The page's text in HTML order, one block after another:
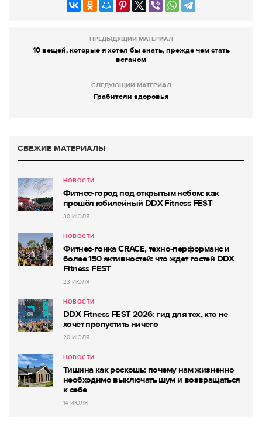
ПРЕДЫДУЩИЙ МАТЕРИАЛ
10 вещей, которые я хотел бы знать, прежде чем стать
веганом
СЛЕДУЮЩИЙ МАТЕРИАЛ
Грабители здоровья
СВЕЖИЕ МАТЕРИАЛЫ
НОВОСТИ
Фитнес-город под открытым небом: как
прошёл юбилейный DDX Fitness FEST
30 ИЮЛЯ
НОВОСТИ
Фитнес-гонка CRACE, техно-перформанс и
более 150 активностей: что ждет гостей DDX
Fitness FEST
23 ИЮЛЯ
НОВОСТИ
DDX Fitness FEST 2026: гид для тех, кто не
хочет пропустить ничего
20 ИЮЛЯ
НОВОСТИ
Тишина как роскошь: почему нам жизненно
необходимо выключать шум и возвращаться
к себе
14 ИЮЛЯ